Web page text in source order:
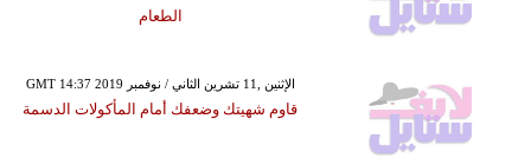
الطعام
GMT 14:37 2019 الإثنين ,11 تشرين الثاني / نوفمبر
قاوم شهيتك وضعفك أمام المأكولات الدسمة